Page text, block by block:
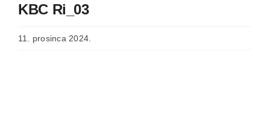
KBC Ri_03
11. prosinca 2024.